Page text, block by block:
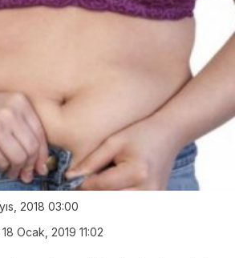
2018 03:00
18 Ocak, 2019 11:02